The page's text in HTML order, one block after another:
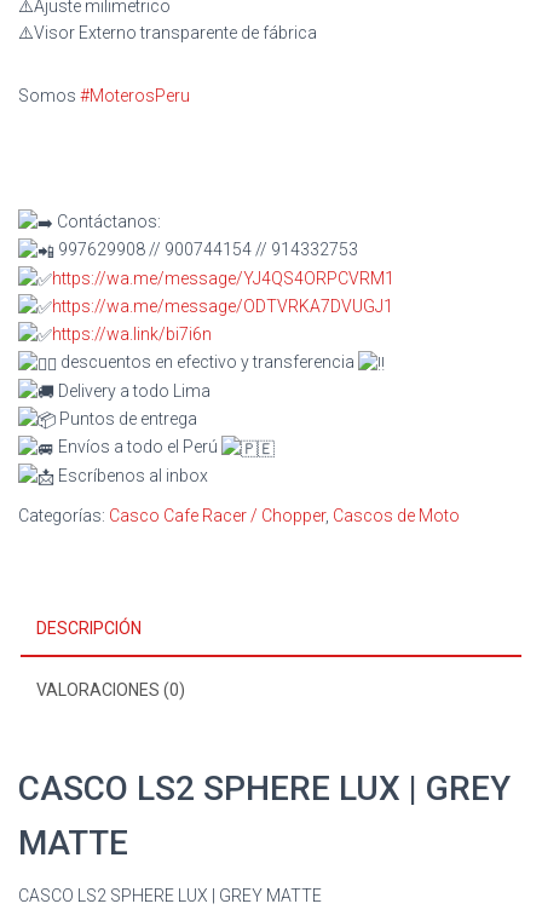
⚠️Ajuste milimetrico
⚠️Visor Externo transparente de fábrica
Somos #MoterosPeru
Contáctanos:
997629908 // 900744154 // 914332753
https://wa.me/message/YJ4QS4ORPCVRM1
https://wa.me/message/ODTVRKA7DVUGJ1
https://wa.link/bi7i6n
descuentos en efectivo y transferencia
Delivery a todo Lima
Puntos de entrega
Envíos a todo el Perú
Escríbenos al inbox
Categorías: Casco Cafe Racer / Chopper, Cascos de Moto
DESCRIPCIÓN
VALORACIONES (0)
CASCO LS2 SPHERE LUX | GREY
MATTE
CASCO LS2 SPHERE LUX | GREY MATTE